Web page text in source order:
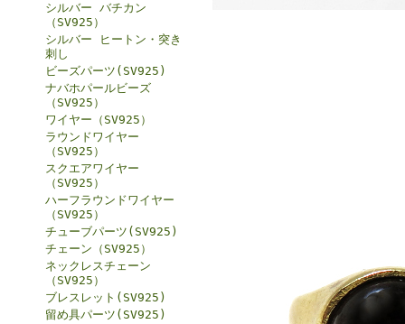
シルバー バチカン
（SV925）
シルバー ヒートン・突き
刺し
ビーズパーツ(SV925)
ナバホパールビーズ
（SV925）
ワイヤー（SV925）
ラウンドワイヤー
（SV925）
スクエアワイヤー
（SV925）
ハーフラウンドワイヤー
（SV925）
チューブパーツ(SV925)
チェーン（SV925）
ネックレスチェーン
（SV925）
ブレスレット(SV925)
留め具パーツ(SV925)